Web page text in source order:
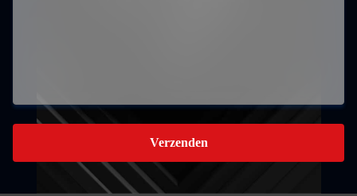
Verzenden